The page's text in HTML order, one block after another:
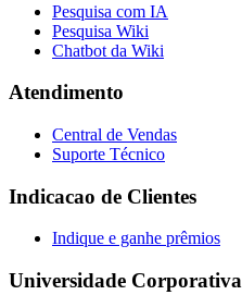
Pesquisa com IA
Pesquisa Wiki
Chatbot da Wiki
Atendimento
Central de Vendas
Suporte Técnico
Indicacao de Clientes
Indique e ganhe prêmios
Universidade Corporativa